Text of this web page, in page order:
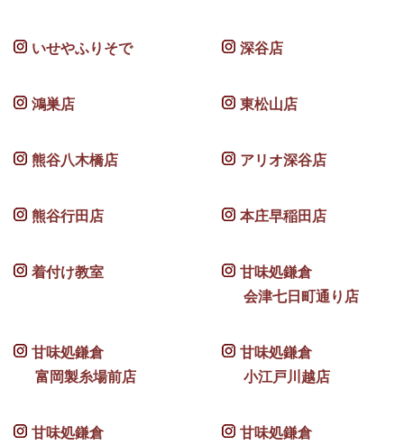
いせやふりそで 深谷店
鴻巣店 東松山店
熊谷八木橋店 アリオ深谷店
熊谷行田店 本庄早稲田店
着付け教室
甘味処鎌倉
会津七日町通り店
甘味処鎌倉
富岡製糸場前店
甘味処鎌倉
小江戸川越店
甘味処鎌倉
甘味処鎌倉